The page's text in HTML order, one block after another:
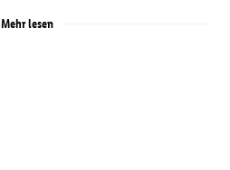
Mehr lesen